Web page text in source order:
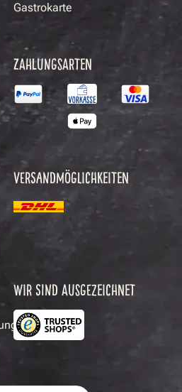
Gastrokarte
ZAHLUNGSARTEN
VERSANDMÖGLICHKEITEN
WIR SIND AUSGEZEICHNET